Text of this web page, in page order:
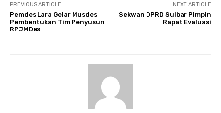
PREVIOUS ARTICLE
Pemdes Lara Gelar Musdes
Pembentukan Tim Penyusun
RPJMDes
NEXT ARTICLE
Sekwan DPRD Sulbar Pimpin
Rapat Evaluasi